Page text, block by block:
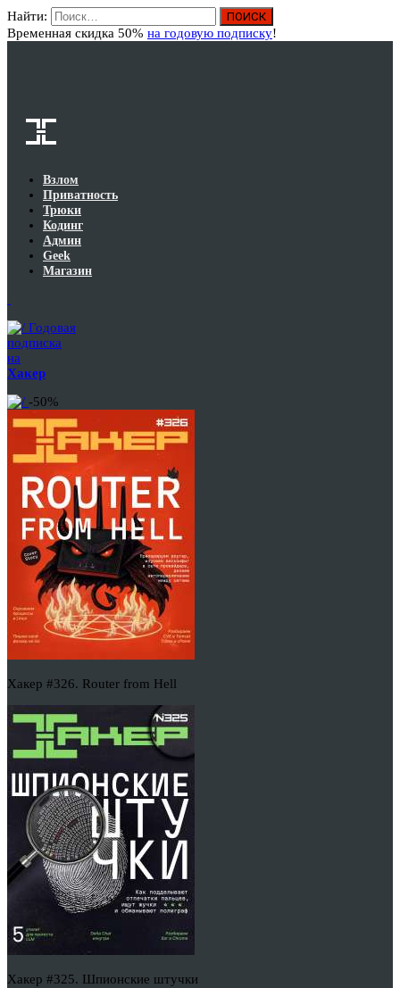
Найти:
Временная скидка 50% на годовую подписку!
Взлом
Приватность
Трюки
Кодинг
Админ
Geek
Магазин
Годовая
подписка
на
Хакер
-50%
Хакер #326. Router from Hell
Хакер #325. Шпионские штучки